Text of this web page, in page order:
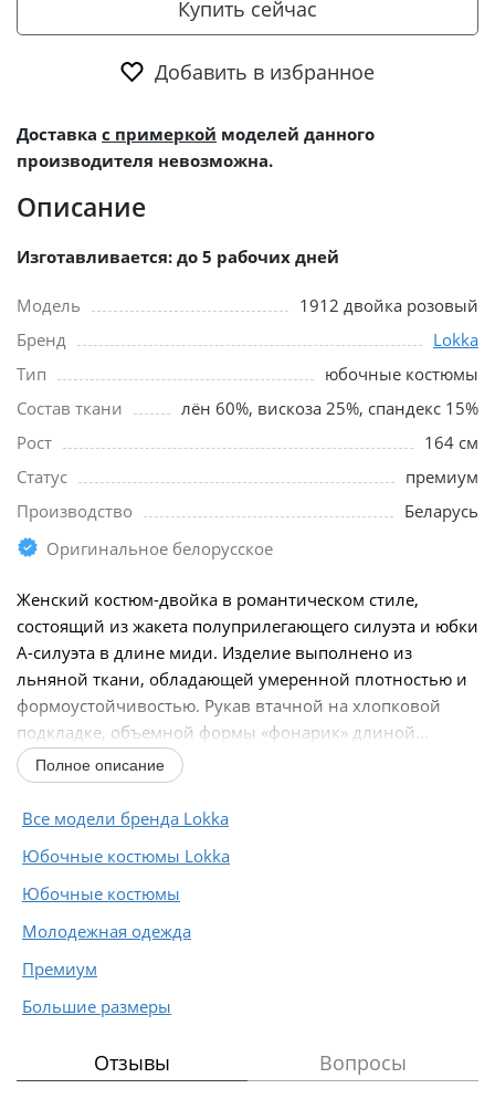
Купить сейчас
Добавить в избранное
Доставка с примеркой моделей данного
производителя невозможна.
Описание
Изготавливается: до 5 рабочих дней
Модель
1912 двойка розовый
Бренд
Lokka
Тип
юбочные костюмы
Состав ткани
лён 60%, вискоза 25%, спандекс 15%
Рост
164 см
Статус
премиум
Производство
Беларусь
Оригинальное белорусское
Женский костюм-двойка в романтическом стиле,
состоящий из жакета полуприлегающего силуэта и юбки
А-силуэта в длине миди. Изделие выполнено из
льняной ткани, обладающей умеренной плотностью и
формоустойчивостью. Рукав втачной на хлопковой
подкладке, объемной формы «фонарик» длиной...
Полное описание
Все модели бренда Lokka
Юбочные костюмы Lokka
Юбочные костюмы
Молодежная одежда
Премиум
Большие размеры
Отзывы Вопросы